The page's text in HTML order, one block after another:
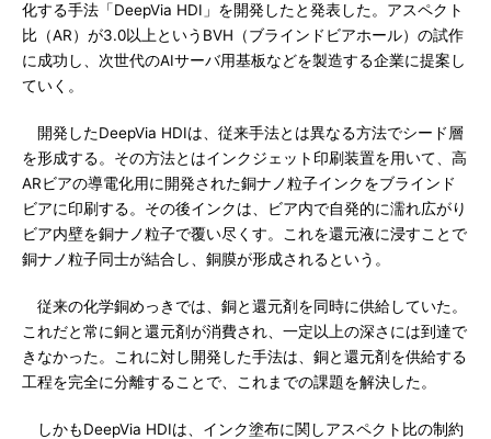
化する手法「DeepVia HDI」を開発したと発表した。アスペクト
比（AR）が3.0以上というBVH（ブラインドビアホール）の試作
に成功し、次世代のAIサーバ用基板などを製造する企業に提案し
ていく。
開発したDeepVia HDIは、従来手法とは異なる方法でシード層
を形成する。その方法とはインクジェット印刷装置を用いて、高
ARビアの導電化用に開発された銅ナノ粒子インクをブラインド
ビアに印刷する。その後インクは、ビア内で自発的に濡れ広がり
ビア内壁を銅ナノ粒子で覆い尽くす。これを還元液に浸すことで
銅ナノ粒子同士が結合し、銅膜が形成されるという。
従来の化学銅めっきでは、銅と還元剤を同時に供給していた。
これだと常に銅と還元剤が消費され、一定以上の深さには到達で
きなかった。これに対し開発した手法は、銅と還元剤を供給する
工程を完全に分離することで、これまでの課題を解決した。
しかもDeepVia HDIは、インク塗布に関しアスペクト比の制約